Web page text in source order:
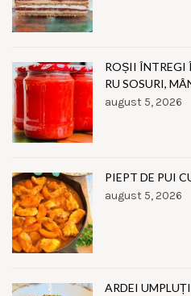
ROȘII ÎNTREGI
RU SOSURI,
august 5, 2026
PIEPT DE PUI
august 5, 2026
ARDEI